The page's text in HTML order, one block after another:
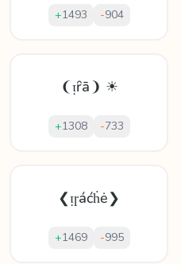
+1493 -904
❨ᴉȓā❩ ☀
+1308 -733
❮ᴉɼáćḣė❯
+1469 -995